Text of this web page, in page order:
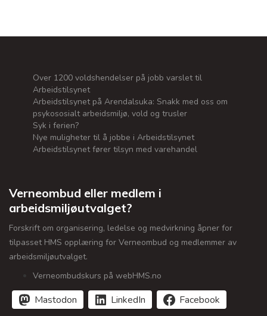
Over 1200 voldshendelser på jobb varslet til
Arbeidstilsynet
Arbeidstilsynet på Arendalsuka: Snakk med oss om
psykososialt arbeidsmiljø, vold og trusler
Syk i ferien?
Nye muligheter til å jobbe i Arbeidstilsynet
Arbeidstilsynet fører tilsyn med varehandel
Verneombud eller medlem i
arbeidsmiljøutvalget?
Forskrift om organisering, ledelse og medvirkning åpner for
tilpasset HMS opplæring for Verneombud og medlemmer av
arbeidsmiljøutvalget.
Verneombudskurs på webHMS.no
Mastodon LinkedIn Facebook